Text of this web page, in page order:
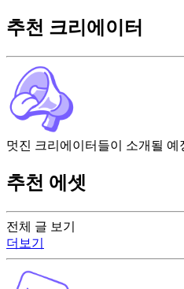
전체 글 보기
더보기
추천 크리에이터
멋진 크리에이터들이 소개될 예
추천 에셋